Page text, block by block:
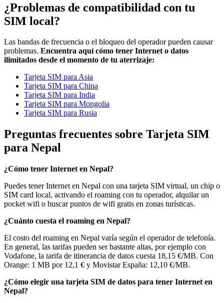
¿Problemas de compatibilidad con tu
SIM local?
Las bandas de frecuencia o el bloqueo del operador pueden causar
problemas. Encuentra aquí cómo tener Internet o datos
ilimitados desde el momento de tu aterrizaje:
Tarjeta SIM para Asia
Tarjeta SIM para China
Tarjeta SIM para India
Tarjeta SIM para Mongolia
Tarjeta SIM para Rusia
Preguntas frecuentes sobre Tarjeta SIM
para Nepal
¿Cómo tener Internet en Nepal?
Puedes tener Internet en Nepal con una tarjeta SIM virtual, un chip o
SIM card local, activando el roaming con tu operador, alquilar un
pocket wifi o buscar puntos de wifi gratis en zonas turísticas.
¿Cuánto cuesta el roaming en Nepal?
El costo del roaming en Nepal varía según el operador de telefonía.
En general, las tarifas pueden ser bastante altas, por ejemplo con
Vodafone, la tarifa de itinerancia de datos cuesta 18,15 €/MB. Con
Orange: 1 MB por 12,1 € y Movistar España: 12,10 €/MB.
¿Cómo elegir una tarjeta SIM de datos para tener Internet en
Nepal?